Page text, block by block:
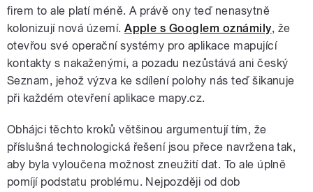
firem to ale platí méně. A právě ony teď nenasytně
kolonizují nová území.Apple s Googlem oznámily, že
otevřou své operační systémy pro aplikace mapující
kontakty s nakaženými, a pozadu nezůstává ani český
Seznam, jehož výzva ke sdílení polohy nás teď šikanuje
při každém otevření aplikace mapy.cz.
Obhájci těchto kroků většinou argumentují tím, že
příslušná technologická řešení jsou přece navržena tak,
aby byla vyloučena možnost zneužití dat. To ale úplně
pomíjí podstatu problému. Nejpozději od dob